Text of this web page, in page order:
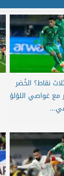
نقاط؟ الخُضر
غواصي اللؤلؤ